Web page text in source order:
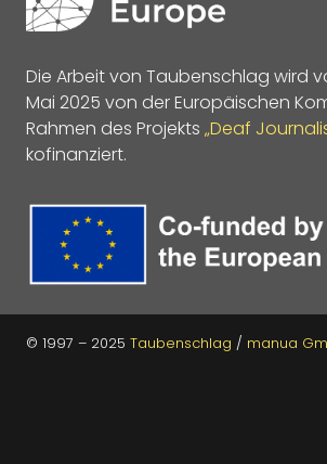
Die Arbeit von Taubenschlag wird
Mai 2025 von der Europäischen
Rahmen des Projekts „Deaf
kofinanziert.
© 1997 – 2025 Taubenschlag / manua